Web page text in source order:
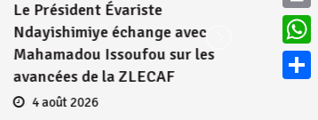
Le Président Évariste
Ndayishimiye échange avec
Mahamadou Issoufou sur les
avancées de la ZLECAF
4 août 2026
Print